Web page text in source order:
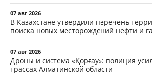
07 авг 2026
В Казахстане утвердили перечень
поиска новых месторождений нефти и
07 авг 2026
Дроны и система «Қорғау»: полиция
трассах Алматинской области